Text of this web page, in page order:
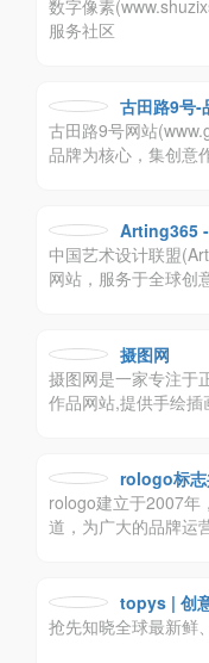
数字像素
服务社区
古田路9号-
古田路9号网站
品牌为核心，集创意
产业。
Arting365
接好设计！
中国艺术设计联盟
网站，服务于全球创
意、设计、艺术爱好
流咨询及专业的数字
摄图网
摄图网是一家专注于
作品网站,提供手绘插
设计师在这里找到满
rologo标志
rologo建立于2007年
道，为广大的品牌运
强资讯平台。logo品
号召力。
topys | 创
抢先知晓全球最新鲜